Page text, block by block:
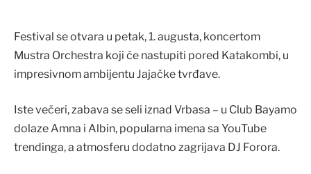
Festival se otvara u petak, 1. augusta, koncertom
Mustra Orchestra koji će nastupiti pored Katakombi, u
impresivnom ambijentu Jajačke tvrđave.
Iste večeri, zabava se seli iznad Vrbasa – u Club Bayamo
dolaze Amna i Albin, popularna imena sa YouTube
trendinga, a atmosferu dodatno zagrijava DJ Forora.